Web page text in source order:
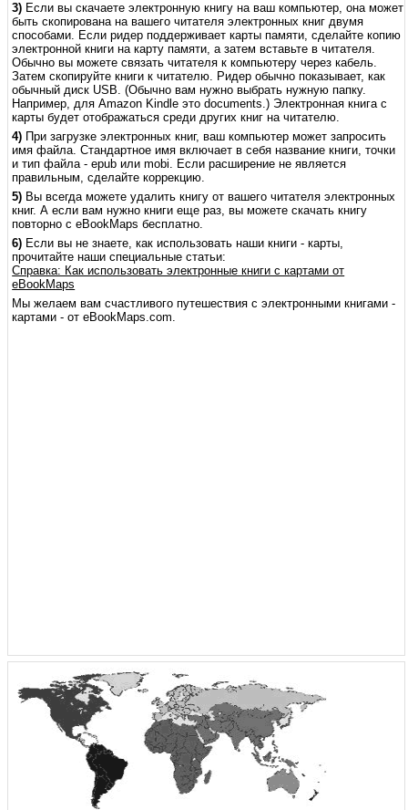
3) Если вы скачаете электронную книгу на ваш компьютер, она может
быть скопирована на вашего читателя электронных книг двумя
способами. Если ридер поддерживает карты памяти, сделайте копию
электронной книги на карту памяти, а затем вставьте в читателя.
Обычно вы можете связать читателя к компьютеру через кабель.
Затем скопируйте книги к читателю. Pидер обычно показывает, как
обычный диск USB. (Обычно вам нужно выбрать нужную папку.
Например, для Amazon Kindle это documents.) Электронная книга с
карты будет отображаться среди других книг на читателю.
4) При загрузке электронных книг, ваш компьютер может запросить
имя файла. Стандартное имя включает в себя название книги, точки
и тип файла - еpub или mobi. Если расширение не является
правильным, сделайте коррекцию.
5) Вы всегда можете удалить книгу от вашего читателя электронных
книг. А если вам нужно книги еще раз, вы можете скачать книгу
повторно с eBookMaps бесплатно.
6) Если вы не знаете, как использовать наши книги - карты,
прочитайте наши специальные статьи:
Справка: Как использовать электронные книги с картами от
eBookMaps
Мы желаем вам счастливого путешествия с электронными книгами -
картами - от eBookMaps.com.